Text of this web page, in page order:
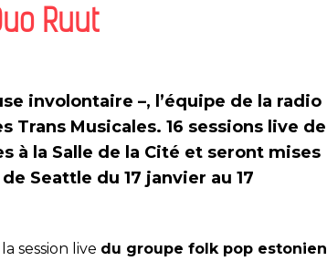
Ruut
involontaire –, l’équipe de la radio
Musicales. 16 sessions live de
à la Salle de la Cité et seront mises
Seattle du 17 janvier au 17
session live du groupe folk pop estonien